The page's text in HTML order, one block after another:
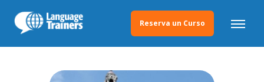
Reserva un Curso